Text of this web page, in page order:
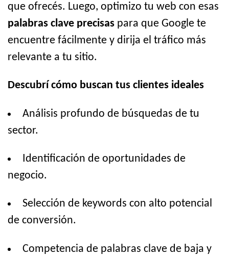
que ofrecés. Luego, optimizo tu web con esas
palabras clave precisas para que Google te
encuentre fácilmente y dirija el tráfico más
relevante a tu sitio.
Descubrí cómo buscan tus clientes ideales
Análisis profundo de búsquedas de tu
sector.
Identificación de oportunidades de
negocio.
Selección de keywords con alto potencial
de conversión.
Competencia de palabras clave de baja y